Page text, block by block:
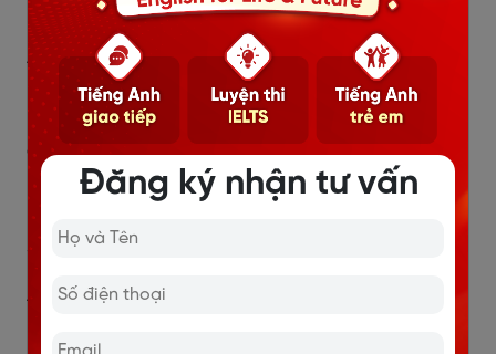
have it. It was too salty.
A. many
B. little
C. much
D. a little
5. He made too ………….. mistakes in his writing.
A. few
B. much
Đăng ký nhận tư vấn